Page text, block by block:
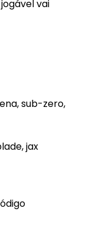
vai
sub-zero,
jax